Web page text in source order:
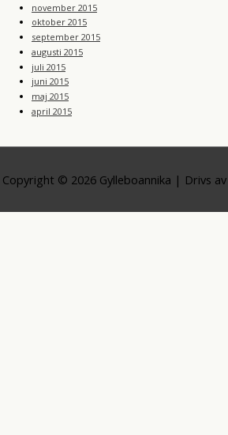
november 2015
oktober 2015
september 2015
augusti 2015
juli 2015
juni 2015
maj 2015
april 2015
Copyright © 2026 Gylleboannika | Drivs av